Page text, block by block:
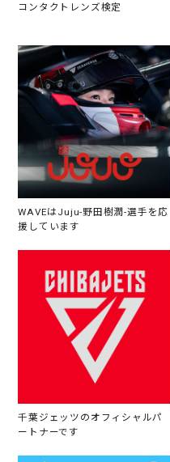
コンタクトレンズ検定
WAVEはJuju-野田樹潤-選手を応
援しています
千葉ジェッツのオフィシャルパ
ートナーです